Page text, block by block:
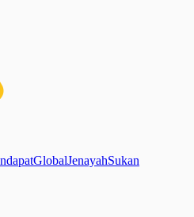
GlobalJenayahSukan